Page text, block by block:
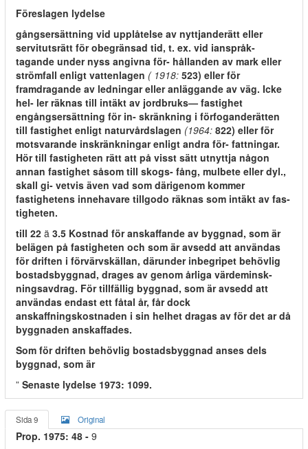
Föreslagen lydelse
gångsersättning vid upplåtelse av nyttjanderätt eller
servitutsrätt för obegränsad tid, t. ex. vid ianspråk-
tagande under nyss angivna för- hållanden av mark eller
strömfall enligt vattenlagen ( 1918: 523) eller för
framdragande av ledningar eller anläggande av väg. Icke
hel- ler räknas till intäkt av jordbruks— fastighet
engångsersättning för in- skränkning i förfoganderätten
till fastighet enligt naturvårdslagen (1964: 822) eller för
motsvarande inskränkningar enligt andra för- fattningar.
Hör till fastigheten rätt att på visst sätt utnyttja någon
annan fastighet såsom till skogs- fång, mulbete eller dyl.,
skall gi- vetvis även vad som därigenom kommer
fastighetens innehavare tillgodo räknas som intäkt av fas-
tigheten.
till 22 ä 3.5 Kostnad för anskaffande av byggnad, som är
belägen på fastigheten och som är avsedd att användas
för driften i förvärvskällan, därunder inbegripet behövlig
bostadsbyggnad, drages av genom årliga värdeminsk-
ningsavdrag. För tillfällig byggnad, som är avsedd att
användas endast ett fåtal år, får dock
anskaffningskostnaden i sin helhet dragas av för det ar då
byggnaden anskaffades.
Som för driften behövlig bostadsbyggnad anses dels
byggnad, som är
” Senaste lydelse 1973: 1099.
Sida 9 Original
Prop. 1975: 48 - 9